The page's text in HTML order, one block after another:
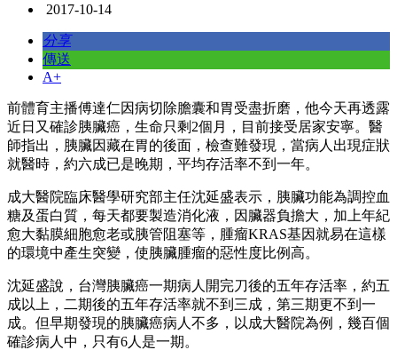
2017-10-14
分享
傳送
A+
前體育主播傅達仁因病切除膽囊和胃受盡折磨，他今天再透露
近日又確診胰臟癌，生命只剩2個月，目前接受居家安寧。醫
師指出，胰臟因藏在胃的後面，檢查難發現，當病人出現症狀
就醫時，約六成已是晚期，平均存活率不到一年。
成大醫院臨床醫學研究部主任沈延盛表示，胰臟功能為調控血
糖及蛋白質，每天都要製造消化液，因臟器負擔大，加上年紀
愈大黏膜細胞愈老或胰管阻塞等，腫瘤KRAS基因就易在這樣
的環境中產生突變，使胰臟腫瘤的惡性度比例高。
沈延盛說，台灣胰臟癌一期病人開完刀後的五年存活率，約五
成以上，二期後的五年存活率就不到三成，第三期更不到一
成。但早期發現的胰臟癌病人不多，以成大醫院為例，幾百個
確診病人中，只有6人是一期。